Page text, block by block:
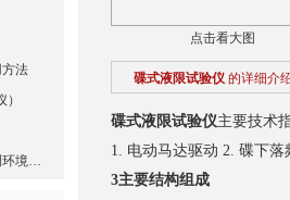
点击看大图
碟式液限试验仪 的详细介
碟式液限试验仪主要技术
1. 电动马达驱动 2. 碟下
3主要结构组成
法
混凝土结构钢筋保护层厚度检测环境校准装置